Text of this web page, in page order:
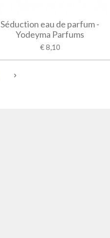
Séduction eau de parfum -
Yodeyma Parfums
€ 8,10